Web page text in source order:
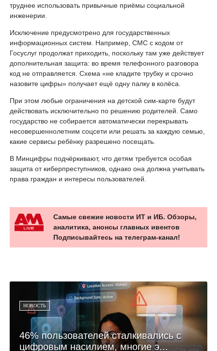
труднее использовать привычные приёмы социальной
инженерии.
Исключение предусмотрено для государственных
информационных систем. Например, СМС с кодом от
Госуслуг продолжат приходить, поскольку там уже действует
дополнительная защита: во время телефонного разговора
код не отправляется. Схема «не кладите трубку и срочно
назовите цифры» получает ещё одну палку в колёса.
При этом любые ограничения на детской сим-карте будут
действовать исключительно по решению родителей. Само
государство не собирается автоматически перекрывать
несовершеннолетним соцсети или решать за каждую семью,
какие сервисы ребёнку разрешено посещать.
В Минцифры подчёркивают, что детям требуется особая
защита от киберпреступников, однако она должна учитывать
права граждан и интересы пользователей.
Самые свежие новости ИТ и ИБ. Обзоры,
аналитика, анонсы главных ивентов
Подписывайтесь на телеграм-канал!
НОВОСТЬ
46% пользователей сталкивались с
цифровым насилием, многие э...